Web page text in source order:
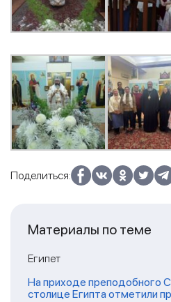
Поделиться:
Материалы по теме
Египет
На приходе преподобного
столице Египта отметили